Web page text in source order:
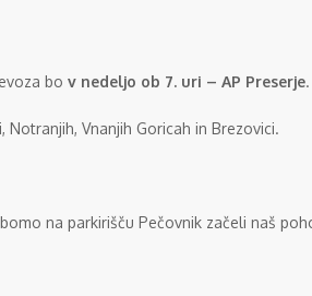
bo v nedeljo ob 7. uri – AP Preserje.
Notranjih, Vnanjih Goricah in Brezovici.
na parkirišču Pečovnik začeli naš